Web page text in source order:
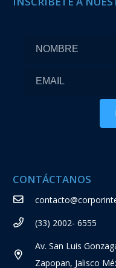
CONTÁCTANOS
(33) 2002- 6555
Av. San Luis
Zapopan, Jalisco